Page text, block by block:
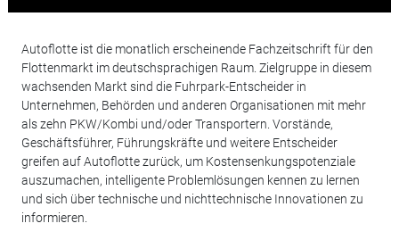
Autoflotte ist die monatlich erscheinende Fachzeitschrift für den
Flottenmarkt im deutschsprachigen Raum. Zielgruppe in diesem
wachsenden Markt sind die Fuhrpark-Entscheider in
Unternehmen, Behörden und anderen Organisationen mit mehr
als zehn PKW/Kombi und/oder Transportern. Vorstände,
Geschäftsführer, Führungskräfte und weitere Entscheider
greifen auf Autoflotte zurück, um Kostensenkungspotenziale
auszumachen, intelligente Problemlösungen kennen zu lernen
und sich über technische und nichttechnische Innovationen zu
informieren.